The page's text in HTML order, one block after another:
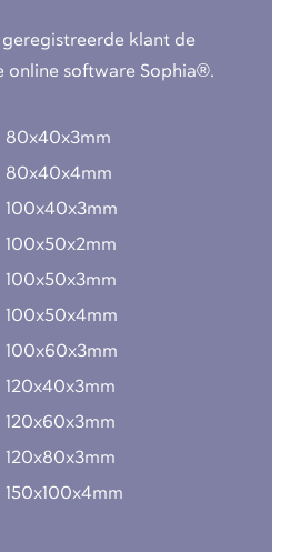
klant de
online software Sophia®.
80x40x3mm
80x40x4mm
100x40x3mm
100x50x2mm
100x50x3mm
100x50x4mm
100x60x3mm
120x40x3mm
120x60x3mm
120x80x3mm
150x100x4mm